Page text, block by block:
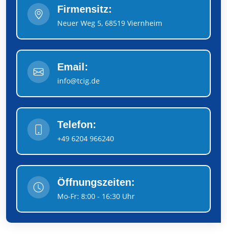
Firmensitz:
Neuer Weg 5, 68519 Viernheim
Email:
info@tcig.de
Telefon:
+49 6204 966240
Öffnungszeiten:
Mo-Fr: 8:00 - 16:30 Uhr